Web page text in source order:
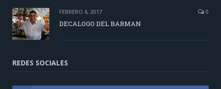
FEBRERO 6, 2017 0
DECALOGO DEL BARMAN
REDES SOCIALES